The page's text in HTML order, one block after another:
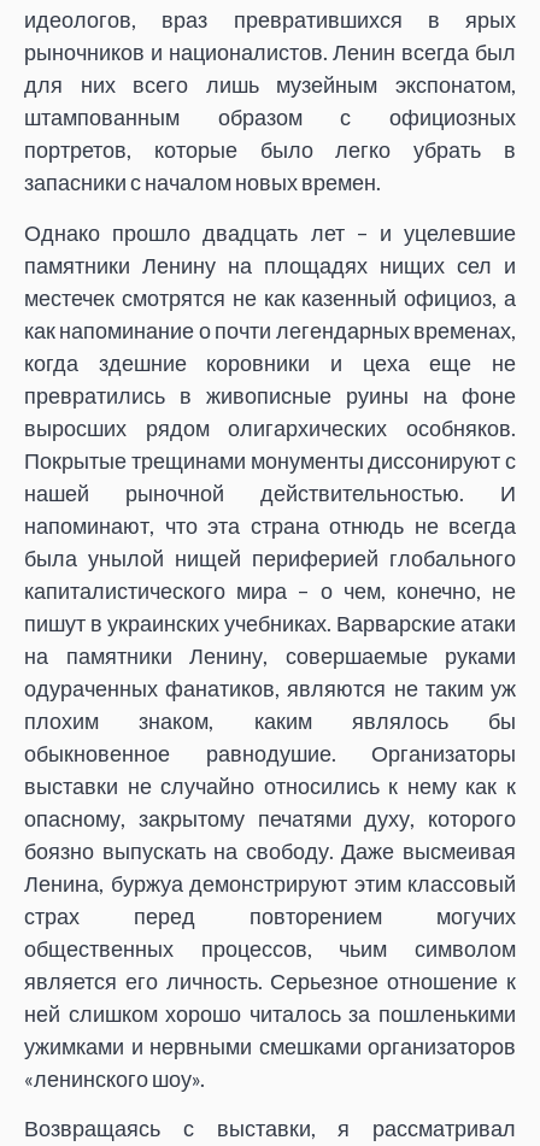
идеологов, враз превратившихся в ярых
рыночников и националистов. Ленин всегда был
для них всего лишь музейным экспонатом,
штампованным образом с официозных
портретов, которые было легко убрать в
запасники с началом новых времен.
Однако прошло двадцать лет – и уцелевшие
памятники Ленину на площадях нищих сел и
местечек смотрятся не как казенный официоз, а
как напоминание о почти легендарных временах,
когда здешние коровники и цеха еще не
превратились в живописные руины на фоне
выросших рядом олигархических особняков.
Покрытые трещинами монументы диссонируют с
нашей рыночной действительностью. И
напоминают, что эта страна отнюдь не всегда
была унылой нищей периферией глобального
капиталистического мира – о чем, конечно, не
пишут в украинских учебниках. Варварские атаки
на памятники Ленину, совершаемые руками
одураченных фанатиков, являются не таким уж
плохим знаком, каким являлось бы
обыкновенное равнодушие. Организаторы
выставки не случайно относились к нему как к
опасному, закрытому печатями духу, которого
боязно выпускать на свободу. Даже высмеивая
Ленина, буржуа демонстрируют этим классовый
страх перед повторением могучих
общественных процессов, чьим символом
является его личность. Серьезное отношение к
ней слишком хорошо читалось за пошленькими
ужимками и нервными смешками организаторов
«ленинского шоу».
Возвращаясь с выставки, я рассматривал